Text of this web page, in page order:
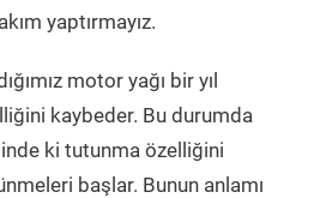
yaptırmayız.
motor yağı bir yıl
kaybeder. Bu durumda
ki tutunma özelliğini
başlar. Bunun anlamı